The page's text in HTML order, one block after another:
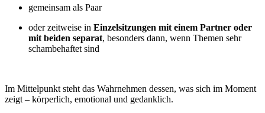
gemeinsam als Paar
oder zeitweise in Einzelsitzungen mit einem Partner oder
mit beiden separat, besonders dann, wenn Themen sehr
schambehaftet sind
Im Mittelpunkt steht das Wahrnehmen dessen, was sich im Moment
zeigt – körperlich, emotional und gedanklich.